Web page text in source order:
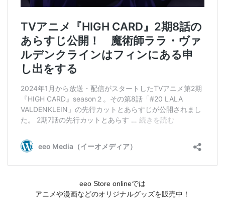
eeo Store onlineでは
アニメや漫画などのオリジナルグッズを販売中！